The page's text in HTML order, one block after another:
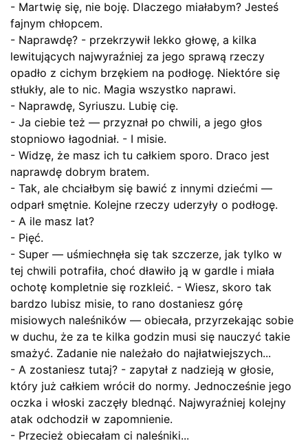
- Martwię się, nie boję. Dlaczego miałabym? Jesteś
fajnym chłopcem.
- Naprawdę? - przekrzywił lekko głowę, a kilka
lewitujących najwyraźniej za jego sprawą rzeczy
opadło z cichym brzękiem na podłogę. Niektóre się
stłukły, ale to nic. Magia wszystko naprawi.
- Naprawdę, Syriuszu. Lubię cię.
- Ja ciebie też — przyznał po chwili, a jego głos
stopniowo łagodniał. - I misie.
- Widzę, że masz ich tu całkiem sporo. Draco jest
naprawdę dobrym bratem.
- Tak, ale chciałbym się bawić z innymi dziećmi —
odparł smętnie. Kolejne rzeczy uderzyły o podłogę.
- A ile masz lat?
- Pięć.
- Super — uśmiechnęła się tak szczerze, jak tylko w
tej chwili potrafiła, choć dławiło ją w gardle i miała
ochotę kompletnie się rozkleić. - Wiesz, skoro tak
bardzo lubisz misie, to rano dostaniesz górę
misiowych naleśników — obiecała, przyrzekając sobie
w duchu, że za te kilka godzin musi się nauczyć takie
smażyć. Zadanie nie należało do najłatwiejszych...
- A zostaniesz tutaj? - zapytał z nadzieją w głosie,
który już całkiem wrócił do normy. Jednocześnie jego
oczka i włoski zaczęły blednąć. Najwyraźniej kolejny
atak odchodził w zapomnienie.
- Przecież obiecałam ci naleśniki...